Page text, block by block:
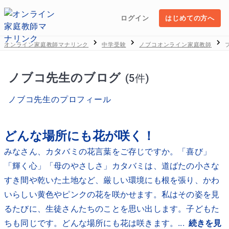
ログイン はじめての方へ
オンライン家庭教師マナリンク 中学受験 ノブコオンライン家庭教師
ノブコ先生のブログ (5件)
ノブコ先生のプロフィール
どんな場所にも花が咲く！
みなさん、カタバミの花言葉をご存じですか。「喜び」
「輝く心」「母のやさしさ」カタバミは、道ばたの小さな
すき間や乾いた土地など、厳しい環境にも根を張り、かわ
いらしい黄色やピンクの花を咲かせます。私はその姿を見
るたびに、生徒さんたちのことを思い出します。子どもた
ちも同じです。どんな場所にも花は咲きます。... 続きを見